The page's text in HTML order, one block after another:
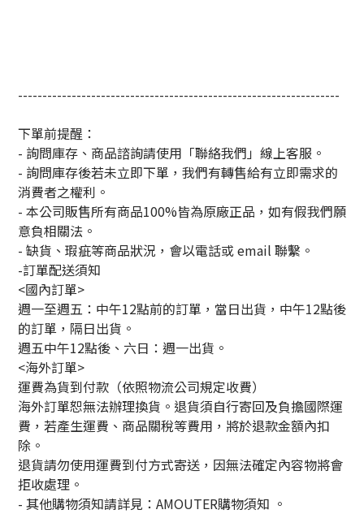
------------------------------------------------------------------
下單前提醒：
- 詢問庫存、商品諮詢請使用「聯絡我們」線上客服。
- 詢問庫存後若未立即下單，我們有轉售給有立即需求的
消費者之權利。
- 本公司販售所有商品100%皆為原廠正品，如有假我們願
意負相關法。
- 缺貨、瑕疵等商品狀況，會以電話或 email 聯繫。
-訂單配送須知
<國內訂單>
週一至週五：中午12點前的訂單，當日出貨，中午12點後
的訂單，隔日出貨。
週五中午12點後、六日：週一出貨。
<海外訂單>
運費為貨到付款（依照物流公司規定收費）
海外訂單恕無法辦理換貨。退貨須自行寄回及負擔國際運
費，若產生運費、商品關稅等費用，將於退款金額內扣
除。
退貨請勿使用運費到付方式寄送，因無法確定內容物將會
拒收處理。
- 其他購物須知請詳見： AMOUTER購物須知 。